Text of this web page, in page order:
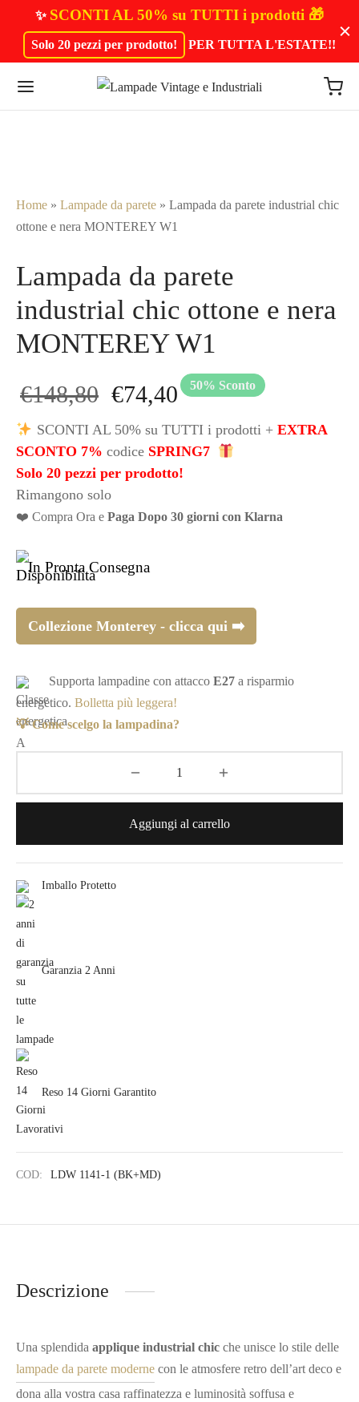
✨ SCONTI AL 50% su TUTTI i prodotti 🎁
Solo 20 pezzi per prodotto! PER TUTTA L'ESTATE!!
Home » Lampade da parete » Lampada da parete industrial chic
ottone e nera MONTEREY W1
Lampada da parete
industrial chic ottone e nera
MONTEREY W1
50% Sconto
€148,80 Il prezzo
originale
era:
€148,80.
€74,40Il
prezzo
attuale
è:
SCONTI AL 50% su TUTTI i prodotti + EXTRA
SCONTO 7% codice SPRING7
Solo 20 pezzi per prodotto!
Rimangono solo
❤️ Compra Ora e Paga Dopo 30 giorni con Klarna
In Pronta Consegna
Collezione Monterey - clicca qui ➡️
Supporta lampadine con attacco E27 a risparmio
energetico. Bolletta più leggera!
💡 Come scelgo la lampadina?
Aggiungi al carrello
Imballo Protetto
Garanzia 2 Anni
Reso 14 Giorni Garantito
COD: LDW 1141-1 (BK+MD)
Descrizione
Una splendida applique industrial chic che unisce lo stile delle
lampade da parete moderne con le atmosfere retro dell’art deco e
dona alla vostra casa raffinatezza e luminosità soffusa e